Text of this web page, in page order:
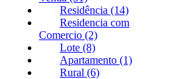
Residência (14)
Residencia com
Comercio (2)
Lote (8)
Apartamento (1)
Rural (6)